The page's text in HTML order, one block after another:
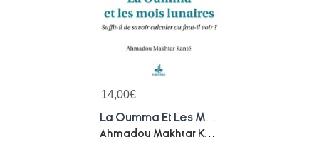
14,00€
Ahmadou Makhtar Kante